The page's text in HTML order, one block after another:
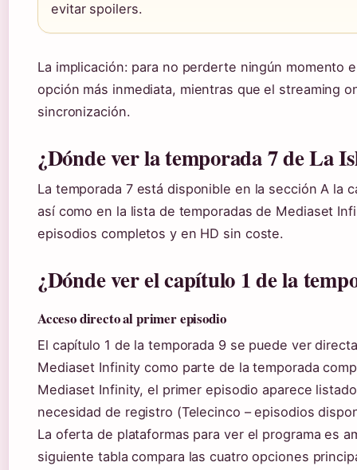
evitar spoilers.
La implicación: para no perderte ningún momento
opción más inmediata, mientras que el streaming
sincronización.
¿Dónde ver la temporada 7 de La
La temporada 7 está disponible en la sección A la
así como en la lista de temporadas de Mediaset
episodios completos y en HD sin coste.
¿Dónde ver el capítulo 1 de la
Acceso directo al primer episodio
El capítulo 1 de la temporada 9 se puede ver
Mediaset Infinity como parte de la temporada
Mediaset Infinity, el primer episodio aparece
necesidad de registro (Telecinco – episodios
La oferta de plataformas para ver el programa es
siguiente tabla compara las cuatro opciones